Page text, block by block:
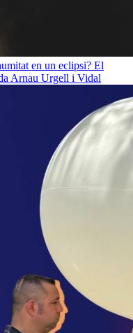
en un eclipsi? El
Arnau Urgell i Vidal